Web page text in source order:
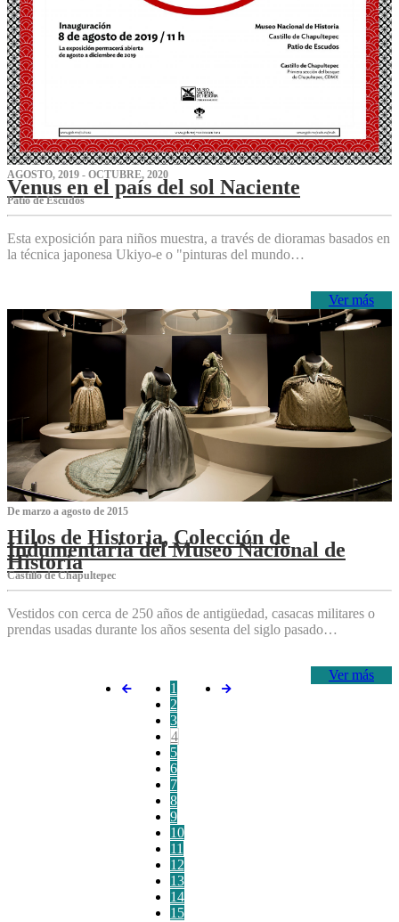
AGOSTO, 2019 - OCTUBRE, 2020
Venus en el país del sol Naciente
P‌atio de Escudos
Esta exposición para niños muestra, a través de dioramas basados en
la técnica japonesa Ukiyo-e o "pinturas del mundo…
Ver más
De marzo a agosto de 2015
Hilos de Historia, Colección de
Indumentaria del Museo Nacional de
Historia
Castillo de Chapultepec
Vestidos con cerca de 250 años de antigüedad, casacas militares o
prendas usadas durante los años sesenta del siglo pasado…
Ver más
1
2
3
4
5
6
7
8
9
10
11
12
13
14
15